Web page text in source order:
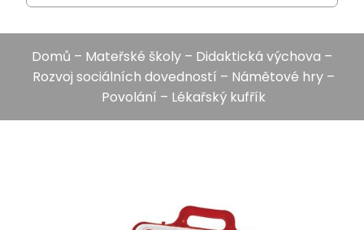
Domů – Mateřské školy – Didaktická výchova –
Rozvoj sociálních dovedností – Námětové hry –
Povolání – Lékařský kufřík